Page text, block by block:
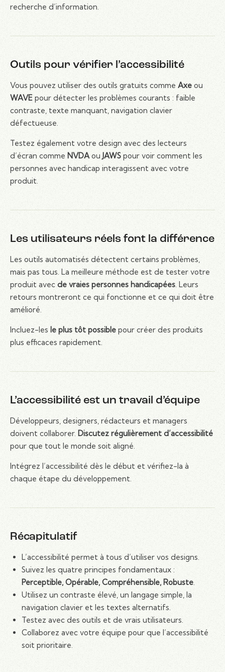
recherche d’information.
Outils pour vérifier l’accessibilité
Vous pouvez utiliser des outils gratuits comme Axe ou
WAVE pour détecter les problèmes courants : faible
contraste, texte manquant, navigation clavier
défectueuse.
Testez également votre design avec des lecteurs
d’écran comme NVDAouJAWS pour voir comment les
personnes avec handicap interagissent avec votre
produit.
Les utilisateurs réels font la différence
Les outils automatisés détectent certains problèmes,
mais pas tous. La meilleure méthode est de tester votre
produit avec de vraies personnes handicapées. Leurs
retours montreront ce qui fonctionne et ce qui doit être
amélioré.
Incluez-les le plus tôt possible pour créer des produits
plus efficaces rapidement.
L’accessibilité est un travail d’équipe
Développeurs, designers, rédacteurs et managers
doivent collaborer. Discutez régulièrement d’accessibilité
pour que tout le monde soit aligné.
Intégrez l’accessibilité dès le début et vérifiez-la à
chaque étape du développement.
Récapitulatif
L’accessibilité permet à tous d’utiliser vos designs.
Suivez les quatre principes fondamentaux :
Perceptible, Opérable, Compréhensible, Robuste.
Utilisez un contraste élevé, un langage simple, la
navigation clavier et les textes alternatifs.
Testez avec des outils et de vrais utilisateurs.
Collaborez avec votre équipe pour que l’accessibilité
soit prioritaire.